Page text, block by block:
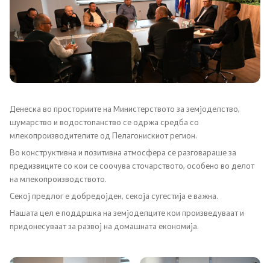
Превенција од корупција
Односи со јавност
Новости
Соопштенија
Јавни огласи
Завршени јавни огласи
Конкурси
Завршени конкурси
Денеска во просториите на Министерството за земјоделство,
шумарство и водостопанство се одржа средба со
млекопроизводителите од Пелагонискиот регион.
Во конструктивна и позитивна атмосфера се разговараше за
предизвиците со кои се соочува сточарството, особено во делот
на млекопроизводството.
Секој предлог е добредојден, секоја сугестија е важна.
Нашата цел е поддршка на земјоделците кои произведуваат и
придонесуваат за развој на домашната економија.